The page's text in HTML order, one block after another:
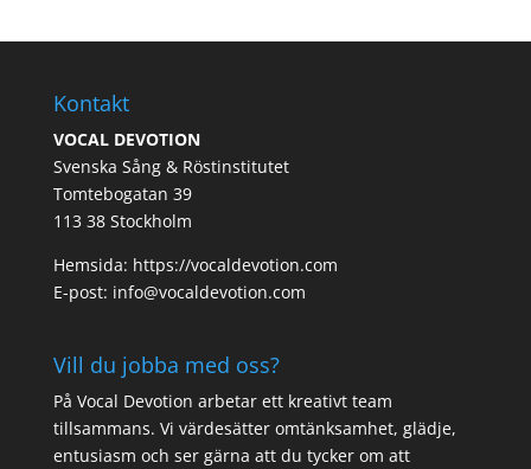
Kontakt
VOCAL DEVOTION
Svenska Sång & Röstinstitutet
Tomtebogatan 39
113 38 Stockholm
Hemsida: https://vocaldevotion.com
E-post: info@vocaldevotion.com
Vill du jobba med oss?
På Vocal Devotion arbetar ett kreativt team
tillsammans. Vi värdesätter omtänksamhet, glädje,
entusiasm och ser gärna att du tycker om att